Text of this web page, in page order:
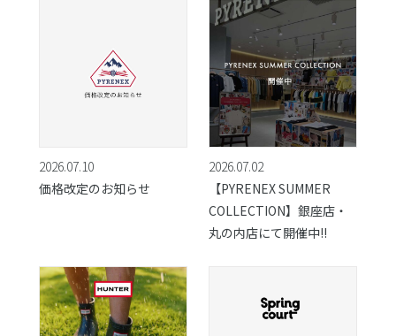
2026.07.10
価格改定のお知らせ
2026.07.02
【PYRENEX SUMMER
COLLECTION】銀座店・
丸の内店にて開催中!!